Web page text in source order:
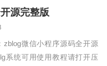
QQ号;网站LOGO填写网站
(网址需带http/https)标签为
。(发布文章则不需要填写
源完整版
zblog微信小程序源码全开源
系统可用使用教程请打开压